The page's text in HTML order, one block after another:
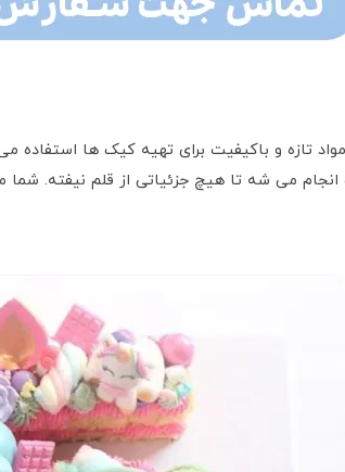
تازه و باکیفیت برای تهیه کیک ها